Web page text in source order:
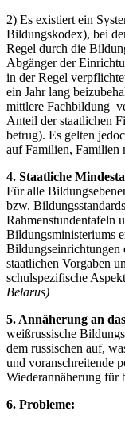
2) Es existiert ein
Bildungskodex), bei
Regel durch die
Abgänger der
in der Regel
ein Jahr lang
mittlere Fachbildung
Anteil der staatlichen
betrug). Es gelten
auf Familien, Familien
4. Staatliche
Für alle
bzw.
Rahmenstundentafeln
Bildungsministeriums
Bildungseinrichtungen
staatlichen Vorgaben
schulspezifische
Belarus)
5. Annäherung an
weißrussische
dem russischen auf,
und voranschreitende
Wiederannäherung für
6. Probleme: